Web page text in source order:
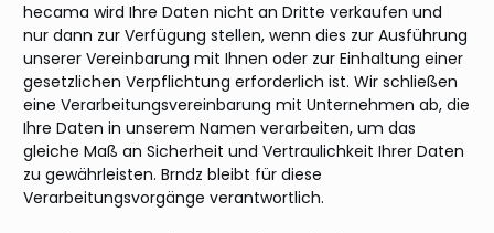
hecama wird Ihre Daten nicht an Dritte verkaufen und
nur dann zur Verfügung stellen, wenn dies zur Ausführung
unserer Vereinbarung mit Ihnen oder zur Einhaltung einer
gesetzlichen Verpflichtung erforderlich ist. Wir schließen
eine Verarbeitungsvereinbarung mit Unternehmen ab, die
Ihre Daten in unserem Namen verarbeiten, um das
gleiche Maß an Sicherheit und Vertraulichkeit Ihrer Daten
zu gewährleisten. Brndz bleibt für diese
Verarbeitungsvorgänge verantwortlich.